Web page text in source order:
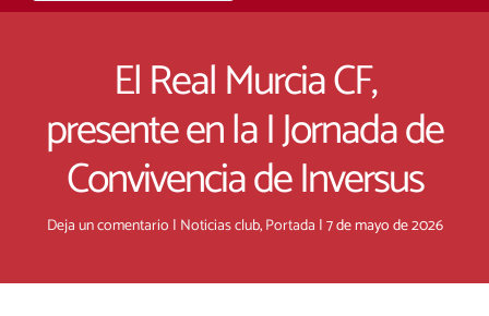
El Real Murcia CF,
presente en la I Jornada de
Convivencia de Inversus
Deja un comentario | Noticias club,Portada |7 de mayo de 2026